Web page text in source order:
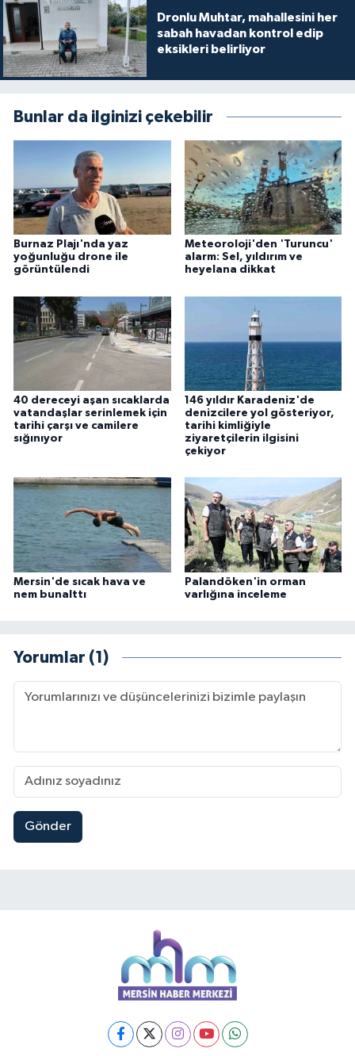
Dronlu Muhtar, mahallesini her
sabah havadan kontrol edip
eksikleri belirliyor
Bunlar da ilginizi çekebilir
Burnaz Plajı'nda yaz
yoğunluğu drone ile
görüntülendi
Meteoroloji'den 'Turuncu'
alarm: Sel, yıldırım ve
heyelana dikkat
40 dereceyi aşan sıcaklarda
vatandaşlar serinlemek için
tarihi çarşı ve camilere
sığınıyor
146 yıldır Karadeniz'de
denizcilere yol gösteriyor,
tarihi kimliğiyle
ziyaretçilerin ilgisini
çekiyor
Mersin'de sıcak hava ve
nem bunalttı
Palandöken'in orman
varlığına inceleme
Yorumlar (1)
Gönder